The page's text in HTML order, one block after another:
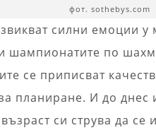
фот. sothebys.com
силни емоции у
шампионатите по
се приписват
планиране. И до днес
си струва да